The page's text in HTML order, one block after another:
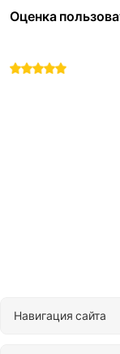
Оценка
Навигация сайта